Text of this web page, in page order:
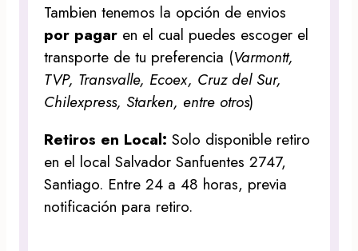
Tambien tenemos la opción de envios
por pagar en el cual puedes escoger el
transporte de tu preferencia (Varmontt,
TVP, Transvalle, Ecoex, Cruz del Sur,
Chilexpress, Starken, entre otros)
Retiros en Local:Solo disponible retiro
en el local Salvador Sanfuentes 2747,
Santiago. Entre 24 a 48 horas, previa
notificación para retiro.